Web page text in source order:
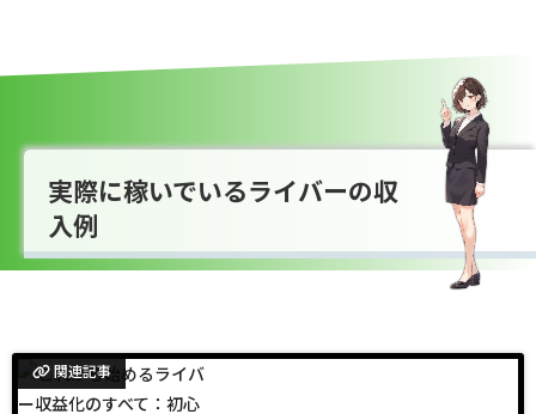
実際に稼いでいるライバーの収
入例
関連記事